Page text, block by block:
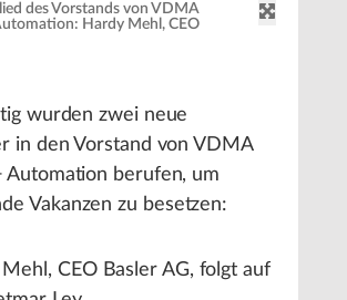
des Vorstands von VDMA
Hardy Mehl, CEO
wurden zwei neue
in den Vorstand von VDMA
Automation berufen, um
Vakanzen zu besetzen:
CEO Basler AG, folgt auf